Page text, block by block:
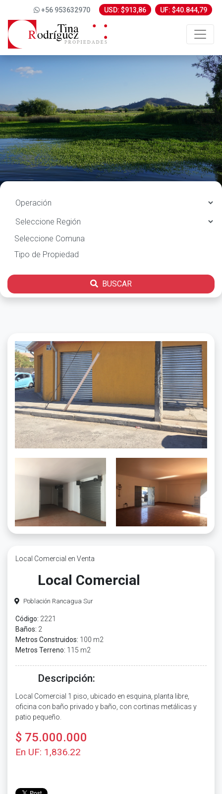
+56 953632970 USD: $913,86 UF: $40.844,79
BUSCAR
Local Comercial en Venta
Local Comercial
Población Rancagua Sur
Código: 2221
Baños: 2
Metros Construidos: 100 m2
Metros Terreno: 115 m2
Descripción:
Local Comercial 1 piso, ubicado en esquina, planta libre,
oficina con baño privado y baño, con cortinas metálicas y
patio pequeño.
$ 75.000.000
En UF: 1,836.22